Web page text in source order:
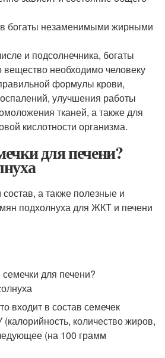
богаты незаменимыми жирными
и подсолнечника, богаты
необходимо человеку
формулы крови,
улучшения работы
тканей, а также для
кислотности организма.
для печени?
а также полезные и
подхолнуха для ЖКТ и печени
входит в состав семечек
количество жиров,
(на 100 грамм